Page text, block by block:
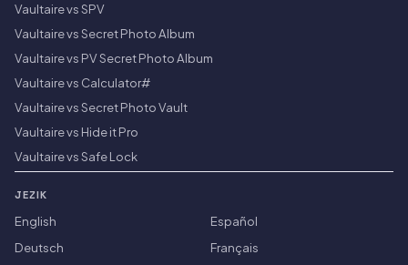
Vaultaire vs SPV
Vaultaire vs Secret Photo Album
Vaultaire vs PV Secret Photo Album
Vaultaire vs Calculator#
Vaultaire vs Secret Photo Vault
Vaultaire vs Hide it Pro
Vaultaire vs Safe Lock
JEZIK
English
Español
Deutsch
Français